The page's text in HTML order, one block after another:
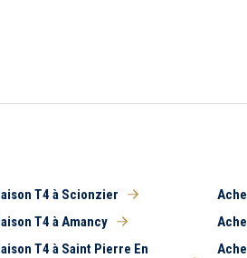
T4 à Scionzier
T4 à Amancy
T4 à Saint Pierre En